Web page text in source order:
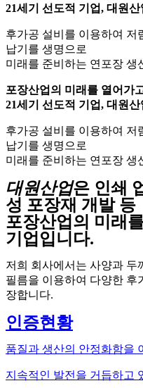
21세기 선도적 기업, 대원산
후가공 설비를 이용하여 저
납기를 생명으로
미래를 준비하는 연포장 생
포장산업의 미래를 열어가
21세기 선도적 기업, 대원산
후가공 설비를 이용하여 저
납기를 생명으로
미래를 준비하는 연포장 생
대원산업은 인쇄
성 포장재 개발 등
포장산업의 미래
기업입니다.
저희 회사에서는 사양과 두
필름을 이용하여 다양한 후
장합니다.
인증현황
품질과 생산의 안정화함을
지속적인 발전을 거듭하고